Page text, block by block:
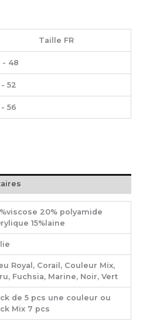
Taille FR
- 48
52
56
20% polyamide
15%laine
Royal, Corail, Couleur Mix,
Fuchsia, Marine, Noir, Vert
de 5 pcs une couleur ou
Mix 7 pcs